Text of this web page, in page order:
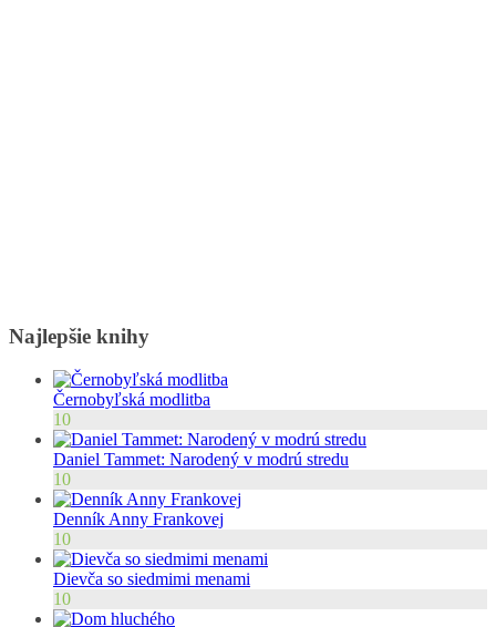
Najlepšie knihy
Černobyľská modlitba
10
Daniel Tammet: Narodený v modrú stredu
10
Denník Anny Frankovej
10
Dievča so siedmimi menami
10